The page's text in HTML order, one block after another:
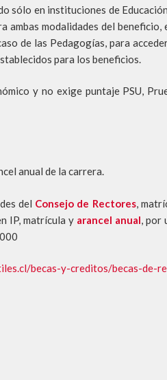
sólo en instituciones de
modalidades del
de las Pedagogías, para
para los beneficios.
y no exige puntaje PSU,
anual de la carrera.
del Consejo de Rectores,
IP, matrícula y arancel anual ,
becas-y-creditos/becas-de-